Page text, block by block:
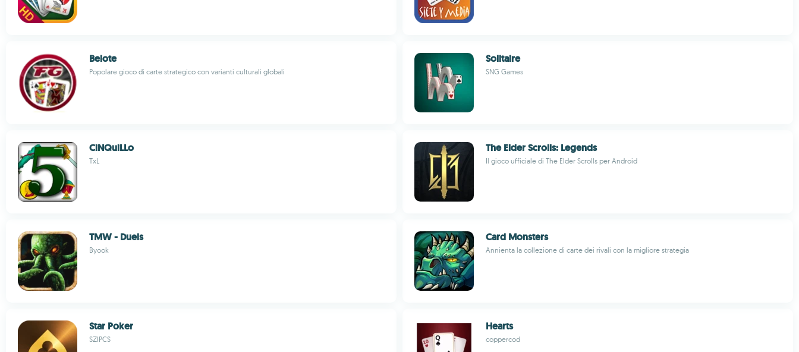
Belote
Popolare gioco di carte strategico con varianti culturali globali
Solitaire
SNG Games
CiNQuiLLo
TxL
The Elder Scrolls: Legends
Il gioco ufficiale di The Elder Scrolls per Android
TMW - Duels
Byook
Card Monsters
Annienta la collezione di carte dei rivali con la migliore strategia
Star Poker
SZIPCS
Hearts
coppercod